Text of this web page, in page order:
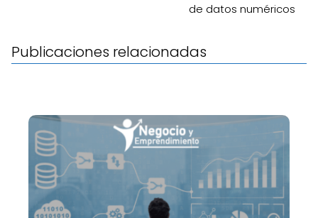
de datos numéricos
Publicaciones relacionadas